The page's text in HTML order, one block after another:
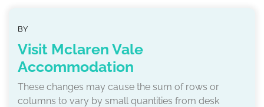
BY
Visit Mclaren Vale
Accommodation
These changes may cause the sum of rows or
columns to vary by small quantities from desk